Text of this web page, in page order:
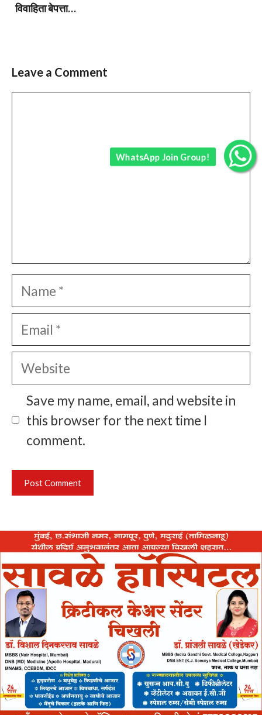
विवाहिता बेपत्ता…
Leave a Comment
Name
Email
Website
Save my name, email, and website in
this browser for the next time I
comment.
WhatsApp Join Group!